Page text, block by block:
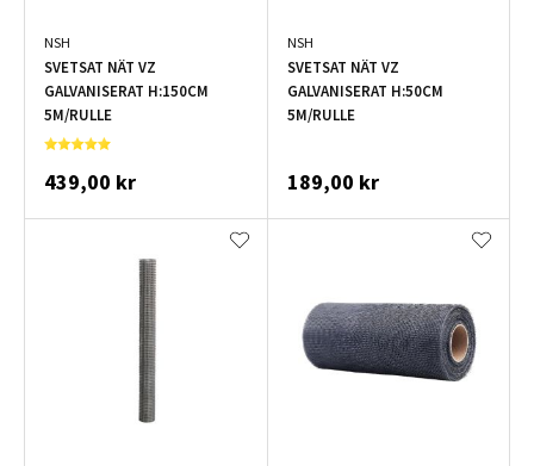
NSH
SVETSAT NÄT VZ
GALVANISERAT H:150CM
5M/RULLE
439,00 kr
NSH
SVETSAT NÄT VZ
GALVANISERAT H:50CM
5M/RULLE
189,00 kr